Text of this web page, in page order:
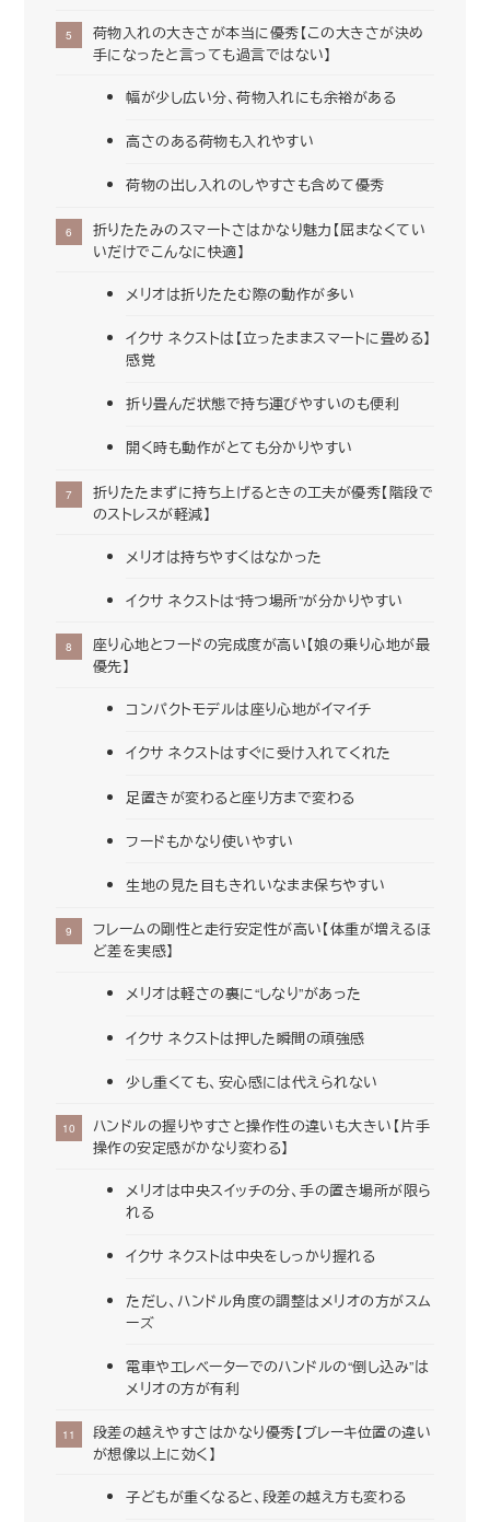
荷物入れの大きさが本当に優秀【この大きさが決め
手になったと言っても過言ではない】
幅が少し広い分、荷物入れにも余裕がある
高さのある荷物も入れやすい
荷物の出し入れのしやすさも含めて優秀
折りたたみのスマートさはかなり魅力【屈まなくてい
いだけでこんなに快適】
メリオは折りたたむ際の動作が多い
イクサ ネクストは【立ったままスマートに畳める】
感覚
折り畳んだ状態で持ち運びやすいのも便利
開く時も動作がとても分かりやすい
折りたたまずに持ち上げるときの工夫が優秀【階段で
のストレスが軽減】
メリオは持ちやすくはなかった
イクサ ネクストは“持つ場所”が分かりやすい
座り心地とフードの完成度が高い【娘の乗り心地が最
優先】
コンパクトモデルは座り心地がイマイチ
イクサ ネクストはすぐに受け入れてくれた
足置きが変わると座り方まで変わる
フードもかなり使いやすい
生地の見た目もきれいなまま保ちやすい
フレームの剛性と走行安定性が高い【体重が増えるほ
ど差を実感】
メリオは軽さの裏に“しなり”があった
イクサ ネクストは押した瞬間の頑強感
少し重くても、安心感には代えられない
ハンドルの握りやすさと操作性の違いも大きい【片手
操作の安定感がかなり変わる】
メリオは中央スイッチの分、手の置き場所が限ら
れる
イクサ ネクストは中央をしっかり握れる
ただし、ハンドル角度の調整はメリオの方がスム
ーズ
電車やエレベーターでのハンドルの“倒し込み”は
メリオの方が有利
段差の越えやすさはかなり優秀【ブレーキ位置の違い
が想像以上に効く】
子どもが重くなると、段差の越え方も変わる